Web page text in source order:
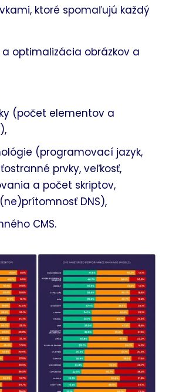
ktoré spomaľujú každý
optimalizácia obrázkov a
(počet elementov a
(programovací jazyk,
prvky, veľkosť,
a počet skriptov,
DNS),
CMS.